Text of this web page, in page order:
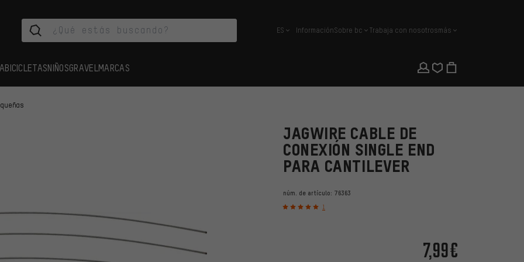
español
ES InformaciónSobre bc Trabaja con nosotrosmás
BICICLETASNIÑOSGRAVEL MARCAS
JAGWIRE CABLE DE
CONEXIÓN SINGLE END
PARA CANTILEVER
núm. de artículo: 76363
1
7,99€